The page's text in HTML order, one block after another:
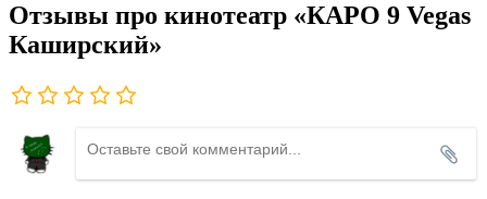
Отзывы про кинотеатр «КАРО 9 Vegas
Каширский»